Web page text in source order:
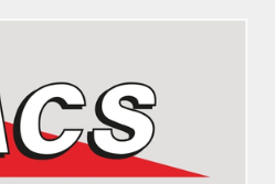
σχισμή
άκρη